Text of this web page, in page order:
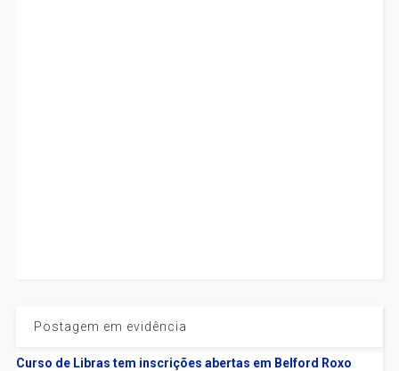
Postagem em evidência
Curso de Libras tem inscrições abertas em Belford Roxo